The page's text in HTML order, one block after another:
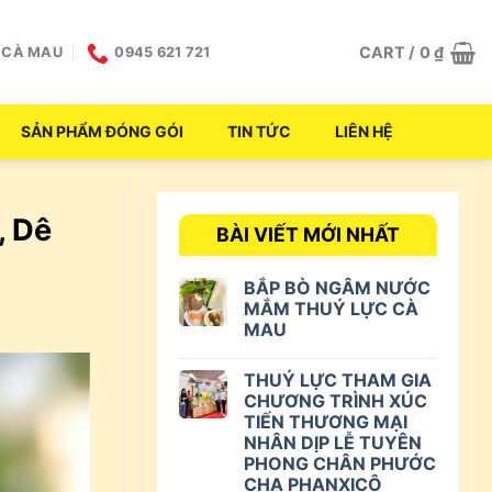
MAU 0945 621 721 CART / 0₫
SẢN PHẨM ĐÓNG GÓI TIN TỨC LIÊN HỆ
Dê BÀI VIẾT MỚI NHẤT
BẮP BÒ NGÂM NƯỚC
MẮM THUÝ LỰC CÀ
MAU
THUÝ LỰC THAM GIA
CHƯƠNG TRÌNH XÚC
TIẾN THƯƠNG MẠI
NHÂN DỊP LỄ TUYÊN
PHONG CHÂN PHƯỚC
CHA PHANXICÔ